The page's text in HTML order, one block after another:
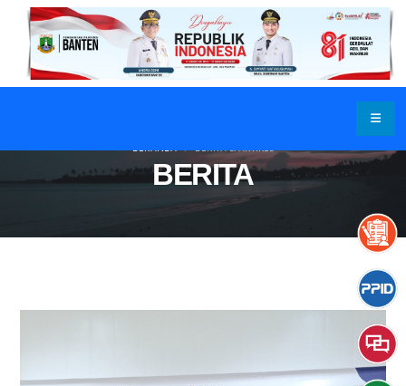
BERITA
BERANDA BERITA & ARTIKEL